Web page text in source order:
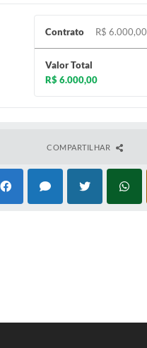
Contrato
R$ 6.000,00
Valor Total
R$ 6.000,00
COMPARTILHAR